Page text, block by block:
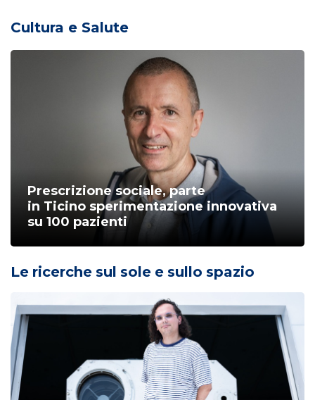
Cultura e Salute
Prescrizione sociale, parte
in Ticino sperimentazione innovativa
su 100 pazienti
Le ricerche sul sole e sullo spazio